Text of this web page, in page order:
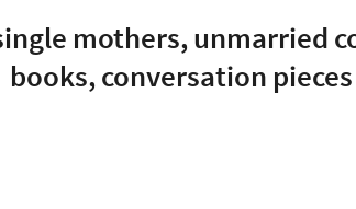
mothers, unmarried
books, conversation